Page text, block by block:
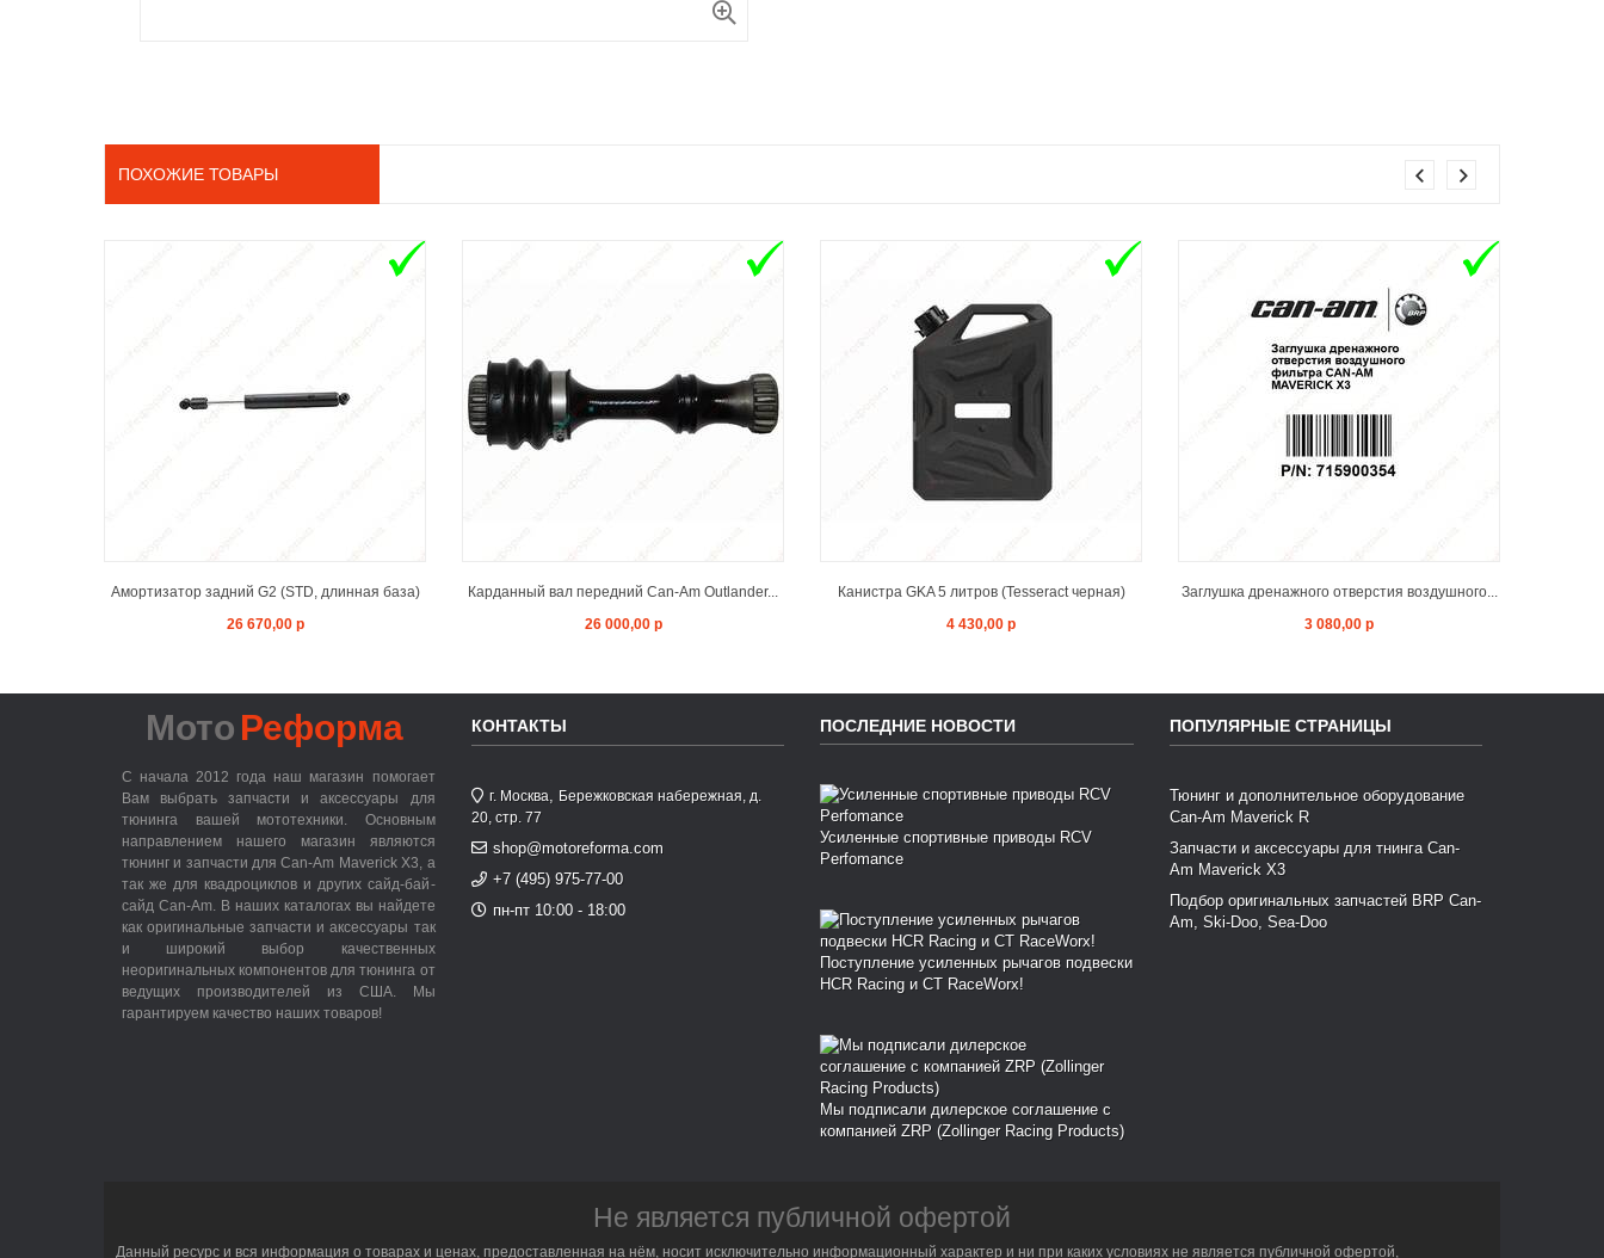
ПОХОЖИЕ ТОВАРЫ
Амортизатор задний G2 (STD, длинная база)
26 670,00 р
Карданный вал передний Can-Am Outlander...
26 000,00 р
ADD TO CART
Канистра GKA 5 литров (Tesseract черная)
4 430,00 р
ADD TO CART
Заглушка дренажного отверстия воздушного...
3 080,00 р
ADD TO CART
Мото Реформа
С начала 2012 года наш магазин помогает
Вам выбрать запчасти и аксессуары для
тюнинга вашей мототехники. Основным
направлением нашего магазин являются
тюнинг и запчасти для Can-Am Maverick X3, а
так же для квадроциклов и других сайд-бай-
сайд Can-Am. В наших каталогах вы найдете
как оригинальные запчасти и аксессуары так
и широкий выбор качественных
неоригинальных компонентов для тюнинга от
ведущих производителей из США. Мы
гарантируем качество наших товаров!
КОНТАКТЫ
г. Москва, Бережковская набережная, д.
20, стр. 77
shop@motoreforma.com
+7 (495) 975-77-00
пн-пт 10:00 - 18:00
ПОСЛЕДНИЕ НОВОСТИ
Усиленные спортивные приводы RCV
Perfomance
Поступление усиленных рычагов подвески
HCR Racing и CT RaceWorx!
Мы подписали дилерское соглашение с
компанией ZRP (Zollinger Racing Products)
ПОПУЛЯРНЫЕ СТРАНИЦЫ
Тюнинг и дополнительное оборудование
Can-Am Maverick R
Запчасти и аксессуары для тнинга Can-
Am Maverick X3
Подбор оригинальных запчастей BRP Can-
Am, Ski-Doo, Sea-Doo
Не является публичной офертой
Данный ресурс и вся информация о товарах и ценах, предоставленная на нём, носит исключительно информационный характер и ни при каких условиях не является публичной офертой,